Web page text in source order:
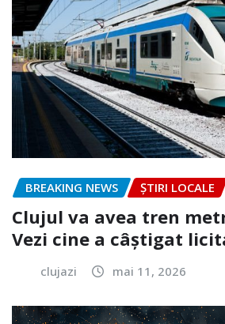
BREAKING NEWS ȘTIRI LOCALE
Clujul va avea tren
Vezi cine a câștigat
clujazi mai 11, 2026